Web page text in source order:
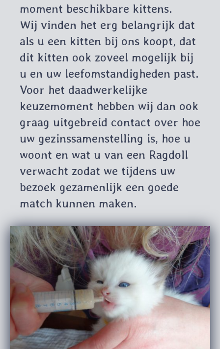
moment beschikbare kittens.
Wij vinden het erg belangrijk dat
als u een kitten bij ons koopt, dat
dit kitten ook zoveel mogelijk bij
u en uw leefomstandigheden past.
Voor het daadwerkelijke
keuzemoment hebben wij dan ook
graag uitgebreid contact over hoe
uw gezinssamenstelling is, hoe u
woont en wat u van een Ragdoll
verwacht zodat we tijdens uw
bezoek gezamenlijk een goede
match kunnen maken.